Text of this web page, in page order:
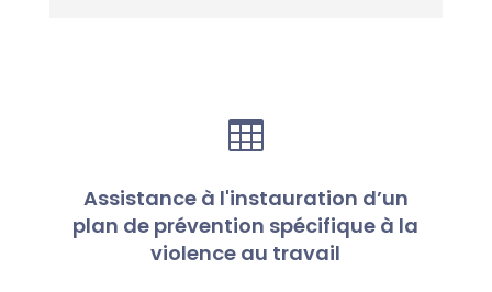

Assistance à l'instauration d’un
plan de prévention spécifique à la
violence au travail